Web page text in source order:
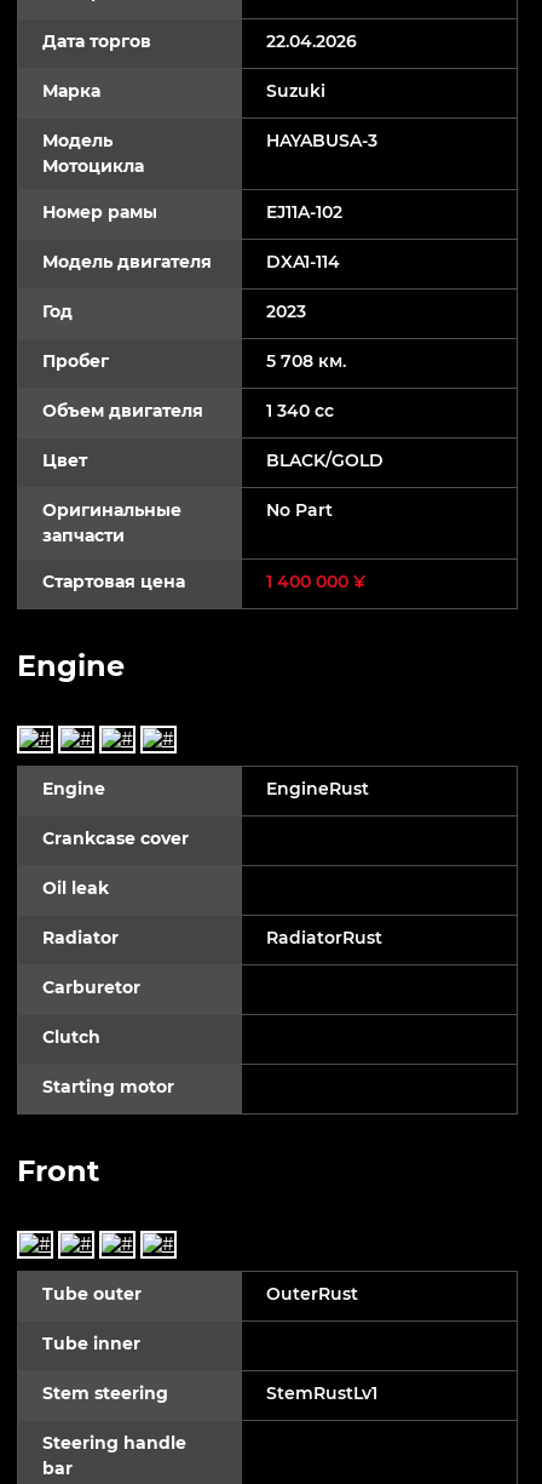
Дата торгов 22.04.2026
Марка Suzuki
Модель
Мотоцикла
HAYABUSA-3
Номер рамы EJ11A-102
Модель двигателя DXA1-114
Год 2023
Пробег 5 708 км.
Объем двигателя 1 340 cc
Цвет BLACK/GOLD
Оригинальные
запчасти
No Part
Стартовая цена 1 400 000 ¥
Engine
Engine EngineRust
Crankcase cover
Oil leak
Radiator RadiatorRust
Carburetor
Clutch
Starting motor
Front
Tube outer OuterRust
Tube inner
Stem steering StemRustLv1
Steering handle
bar